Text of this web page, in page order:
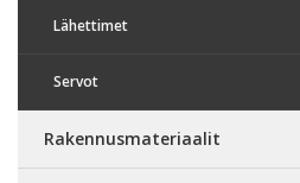
Lähettimet
Servot
Rakennusmateriaalit